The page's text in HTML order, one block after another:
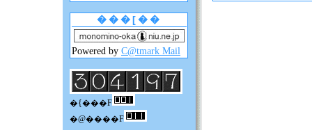
���[��
Powered by C@tmark Mail
�{���F
�@����F